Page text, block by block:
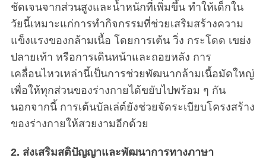
ชัดเจนจากส่วนสูงและน้ำหนักที่เพิ่มขึ้น ทำให้เด็กใน
วัยนี้เหมาะแก่การทำกิจกรรมที่ช่วยเสริมสร้างความ
แข็งแรงของกล้ามเนื้อ โดยการเต้น วิ่ง กระโดด เขย่ง
ปลายเท้า หรือการเดินหน้าและถอยหลัง การ
เคลื่อนไหวเหล่านี้เป็นการช่วยพัฒนากล้ามเนื้อมัดใหญ่
เพื่อให้ทุกส่วนของร่างกายได้ขยับไปพร้อม ๆ กัน
นอกจากนี้ การเต้นบัลเล่ต์ยังช่วยจัดระเบียบโครงสร้าง
ของร่างกายให้สวยงามอีกด้วย
2. ส่งเสริมสติปัญญาและพัฒนาการทางภาษา